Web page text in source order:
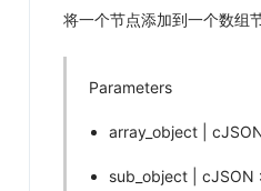
将一个节点添加到一个数组
Parameters
array_object |
sub_object | cJSON